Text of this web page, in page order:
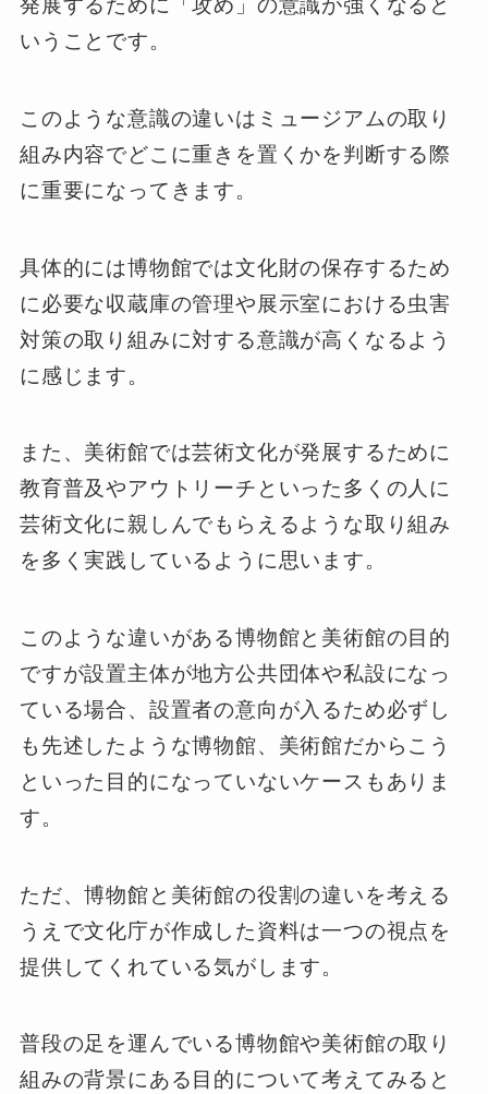
発展するために「攻め」の意識が強くなると
いうことです。
このような意識の違いはミュージアムの取り
組み内容でどこに重きを置くかを判断する際
に重要になってきます。
具体的には博物館では文化財の保存するため
に必要な収蔵庫の管理や展示室における虫害
対策の取り組みに対する意識が高くなるよう
に感じます。
また、美術館では芸術文化が発展するために
教育普及やアウトリーチといった多くの人に
芸術文化に親しんでもらえるような取り組み
を多く実践しているように思います。
このような違いがある博物館と美術館の目的
ですが設置主体が地方公共団体や私設になっ
ている場合、設置者の意向が入るため必ずし
も先述したような博物館、美術館だからこう
といった目的になっていないケースもありま
す。
ただ、博物館と美術館の役割の違いを考える
うえで文化庁が作成した資料は一つの視点を
提供してくれている気がします。
普段の足を運んでいる博物館や美術館の取り
組みの背景にある目的について考えてみると